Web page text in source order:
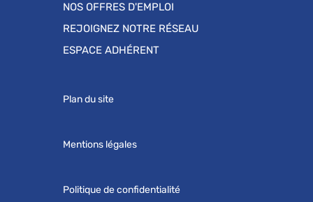
NOS OFFRES D'EMPLOI
REJOIGNEZ NOTRE RÉSEAU
ESPACE ADHÉRENT
Plan du site
Mentions légales
Politique de confidentialité